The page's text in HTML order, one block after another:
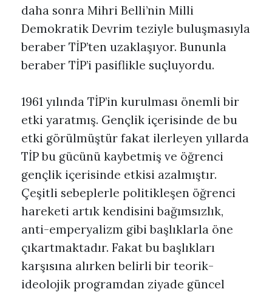
daha sonra Mihri Belli’nin Milli
Demokratik Devrim teziyle buluşmasıyla
beraber TİP’ten uzaklaşıyor. Bununla
beraber TİP’i pasiflikle suçluyordu.
1961 yılında TİP’in kurulması önemli bir
etki yaratmış. Gençlik içerisinde de bu
etki görülmüştür fakat ilerleyen yıllarda
TİP bu gücünü kaybetmiş ve öğrenci
gençlik içerisinde etkisi azalmıştır.
Çeşitli sebeplerle politikleşen öğrenci
hareketi artık kendisini bağımsızlık,
anti-emperyalizm gibi başlıklarla öne
çıkartmaktadır. Fakat bu başlıkları
karşısına alırken belirli bir teorik-
ideolojik programdan ziyade güncel